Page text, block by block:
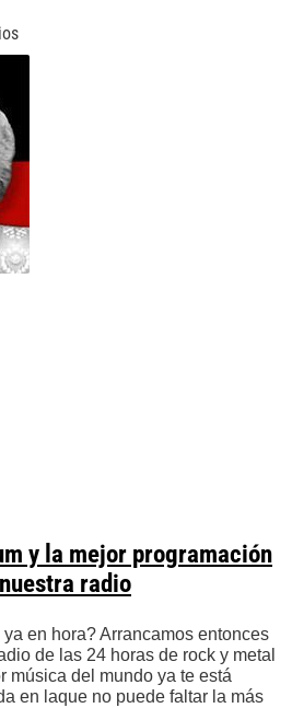
y la mejor programación
radio
en hora? Arrancamos entonces
de las 24 horas de rock y metal
música del mundo ya te está
en laque no puede faltar la más